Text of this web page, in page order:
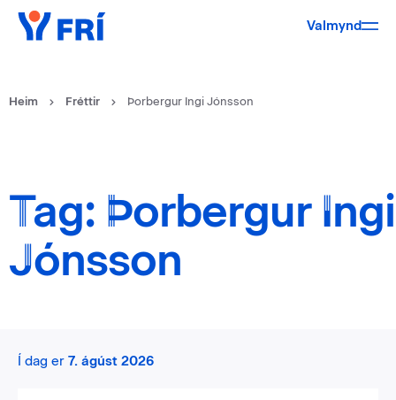
Valmynd
Heim Fréttir Þorbergur Ingi Jónsson
Tag: Þorbergur Ingi
Jónsson
Í dag er 7. ágúst 2026